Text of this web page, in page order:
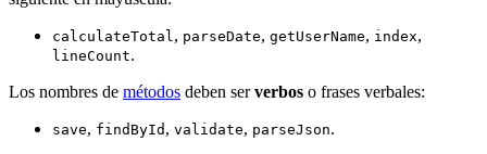
calculateTotal, parseDate, getUserName, index,
lineCount.
Los nombres de métodos deben serverbos o frases verbales:
save, findById , validate, parseJson.